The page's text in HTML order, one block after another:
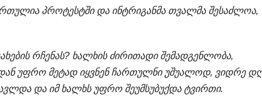
პროტესტში და ინტრიგანმა თვალმა შესაძლოა,
რჩენას? ხალხის ძირითადი შემადგენლობა,
უფრო მეტად იყვნენ ჩართულნი უშუალოდ, ვიდრე
და იმ ხალხს უფრო შეუმსუბუქდა ტვირთი.